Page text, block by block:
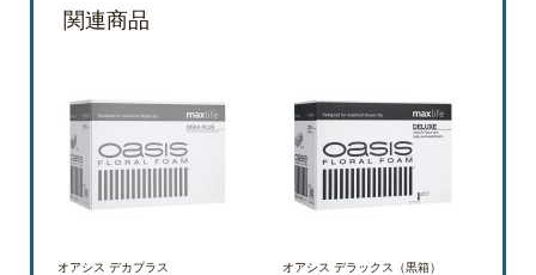
関連商品
オアシス デカプラス オアシス デラックス（黒箱）